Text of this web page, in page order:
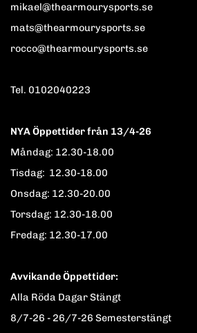
mikael@thearmourysports.se
mats@thearmourysports.se
rocco@thearmourysports.se
Tel. 0102040223
NYA Öppettider från 13/4-26
Måndag: 12.30-18.00
Tisdag: 12.30-18.00
Onsdag: 12.30-20.00
Torsdag: 12.30-18.00
Fredag: 12.30-17.00
Avvikande Öppettider:
Alla Röda Dagar Stängt
8/7-26 - 26/7-26 Semesterstängt